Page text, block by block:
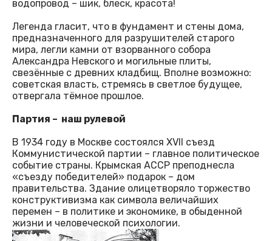
водопровод – шик, блеск, красота!
Легенда гласит, что в фундамент и стены дома,
предназначенного для разрушителей старого
мира, легли камни от взорванного собора
Александра Невского и могильные плиты,
свезённые с древних кладбищ. Вполне возможно:
советская власть, стремясь в светлое будущее,
отвергала тёмное прошлое.
Партия – наш рулевой
В 1934 году в Москве состоялся XVII съезд
Коммунистической партии – главное политическое
событие страны. Крымская АССР преподнесла
«съезду победителей» подарок – дом
правительства. Здание олицетворяло торжество
конструктивизма как символа величайших
перемен – в политике и экономике, в обыденной
жизни и человеческой психологии.